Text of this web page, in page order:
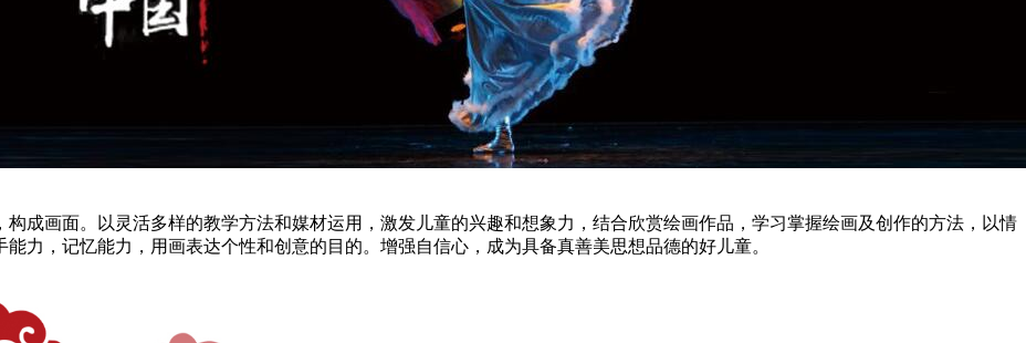
成画面。以灵活多样的教学方法和媒材运用，激发儿童的兴趣和想象力，结合欣赏绘画作品，学习掌握绘画及创作的方法，以情
力，记忆能力，用画表达个性和创意的目的。增强自信心，成为具备真善美思想品德的好儿童。